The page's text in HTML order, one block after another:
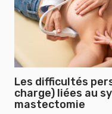
Les difficultés
charge) liées au
mastectomie